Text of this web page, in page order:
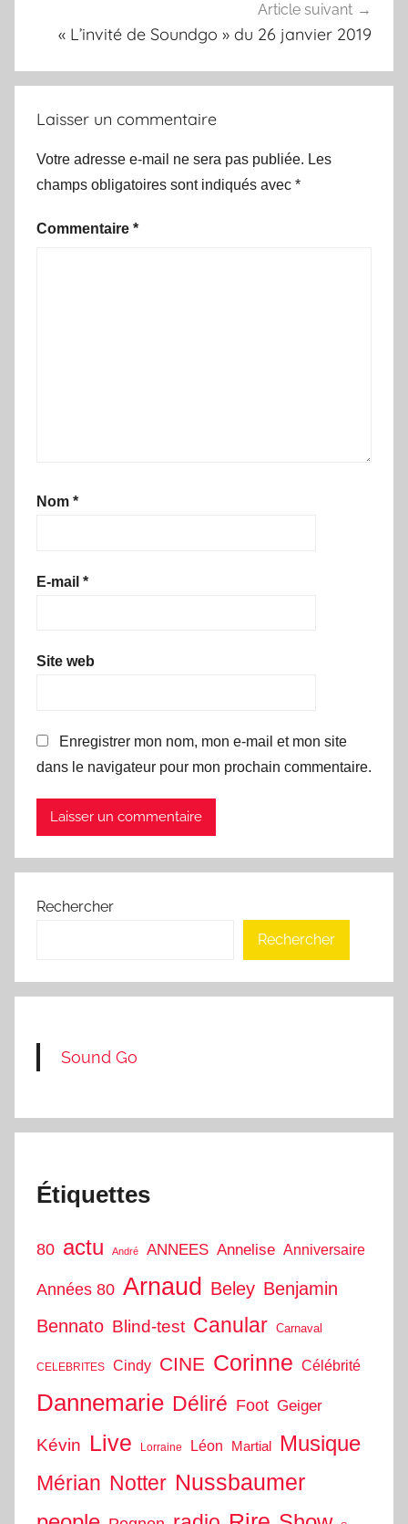
Article suivant
« L’invité de Soundgo » du 26 janvier 2019
Laisser un commentaire
Votre adresse e-mail ne sera pas publiée. Les
champs obligatoires sont indiqués avec *
Commentaire *
Nom *
E-mail *
Site web
Enregistrer mon nom, mon e-mail et mon site
dans le navigateur pour mon prochain commentaire.
Rechercher
Rechercher
Sound Go
Étiquettes
80 actu André ANNEES Annelise Anniversaire
Années 80 Arnaud Beley Benjamin
Bennato Blind-test Canular Carnaval
CELEBRITES Cindy CINE Corinne Célébrité
Dannemarie Déliré Foot Geiger
Kévin Live Lorraine Léon Martial
Musique
Mérian Notter Nussbaumer